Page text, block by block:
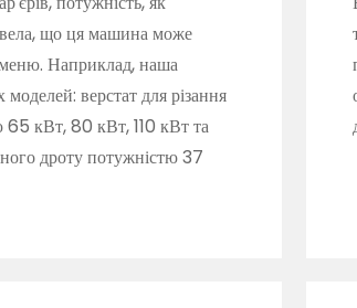
що ця машина може
Наприклад, наша
верстат для різання
65 кВт, 80 кВт, 110 кВт та
дроту потужністю 37